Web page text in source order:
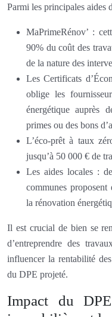
Parmi les principales aides
MaPrimeRénov’ :
90% du coût des
de la nature des
Les Certificats
oblige les
énergétique auprès
primes ou des bons
L’éco-prêt à taux
jusqu’à 50 000 € de
Les aides locales :
communes proposent
la rénovation
Il est crucial de bien se
d’entreprendre des
influencer la rentabilité
du DPE projeté.
Impact du